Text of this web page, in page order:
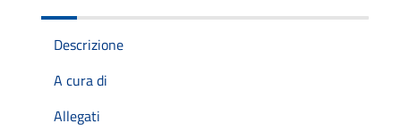
Descrizione
A cura di
Allegati